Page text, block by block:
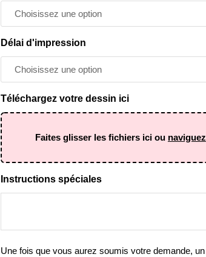
Délai d'impression
Téléchargez votre dessin ici
Faites glisser les fichiers ici ou naviguez
Instructions spéciales
Une fois que vous aurez soumis votre demande, un